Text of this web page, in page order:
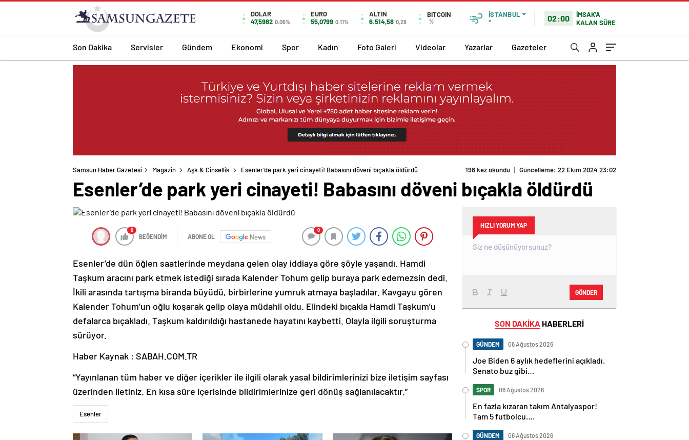
DOLAR
47,5982 0.06%
EURO
55,0799 0.11%
ALTIN
6.514,58 0,28
BITCOIN
%
İSTANBUL
°
02:00
İMSAK'A
KALAN SÜRE
Son Dakika Servisler Gündem Ekonomi Spor Kadın Foto Galeri Videolar Yazarlar Gazeteler
Samsun Haber Gazetesi Magazin Aşk & Cinsellik Esenler’de park yeri cinayeti! Babasını döveni bıçakla öldürdü 198 kez okundu | Güncelleme: 22 Ekim 2024 23:02
Esenler’de park yeri cinayeti! Babasını döveni bıçakla öldürdü
0
BEĞENDİM ABONE OL News
0
Esenler’de dün öğlen saatlerinde meydana gelen olay iddiaya göre şöyle yaşandı. Hamdi
Taşkum aracını park etmek istediği sırada Kalender Tohum gelip buraya park edemezsin dedi.
İkili arasında tartışma biranda büyüdü, birbirlerine yumruk atmaya başladılar. Kavgayu gören
Kalender Tohum’un oğlu koşarak gelip olaya müdahil oldu. Elindeki bıçakla Hamdi Taşkum’u
defalarca bıçakladı. Taşkum kaldırıldığı hastanede hayatını kaybetti. Olayla ilgili soruşturma
sürüyor.
Haber Kaynak : SABAH.COM.TR
“Yayınlanan tüm haber ve diğer içerikler ile ilgili olarak yasal bildirimlerinizi bize iletişim sayfası
üzerinden iletiniz. En kısa süre içerisinde bildirimlerinize geri dönüş sağlanılacaktır.”
Esenler
HIZLI YORUM YAP
GÖNDER
SON DAKİKA HABERLERİ
GÜNDEM 06 Ağustos 2026
Joe Biden 6 aylık hedeflerini açıkladı.
Senato buz gibi…
SPOR 06 Ağustos 2026
En fazla kızaran takım Antalyaspor!
Tam 5 futbolcu….
GÜNDEM 06 Ağustos 2026